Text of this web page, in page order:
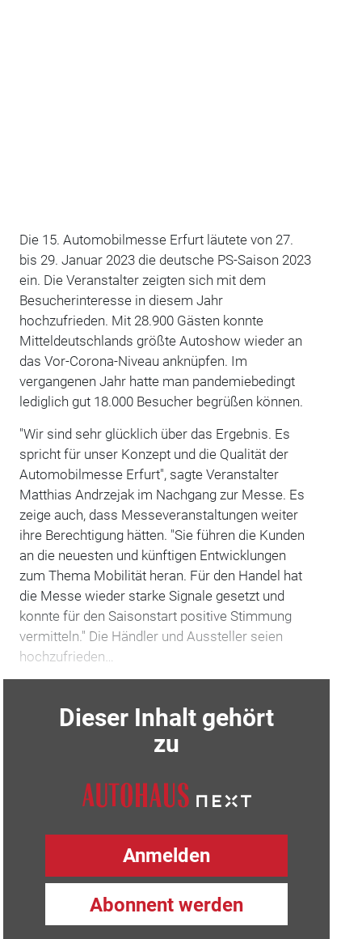
Die 15. Automobilmesse Erfurt läutete von 27.
bis 29. Januar 2023 die deutsche PS-Saison 2023
ein. Die Veranstalter zeigten sich mit dem
Besucherinteresse in diesem Jahr
hochzufrieden. Mit 28.900 Gästen konnte
Mitteldeutschlands größte Autoshow wieder an
das Vor-Corona-Niveau anknüpfen. Im
vergangenen Jahr hatte man pandemie­bedingt
lediglich gut 18.000 Besucher begrüßen können.
"Wir sind sehr glücklich über das Ergebnis. Es
spricht für unser Konzept und die Qualität der
Automobilmesse Erfurt", sagte Veranstalter
Matthias Andrzejak im Nachgang zur Messe. Es
zeige auch, dass Messeveranstaltungen weiter
ihre Berechtigung hätten. "Sie führen die Kunden
an die neuesten und künftigen Entwicklungen
zum Thema Mobilität heran. Für den Handel hat
die Messe wieder starke Signale gesetzt und
konnte für den Saisonstart positive Stimmung
vermitteln." Die Händler und Aussteller seien
hochzufrieden…
Dieser Inhalt gehört
zu
Anmelden
Abonnent werden